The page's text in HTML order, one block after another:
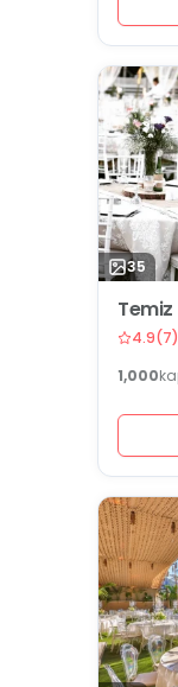
35
Temiz
4.9(7)
1,000